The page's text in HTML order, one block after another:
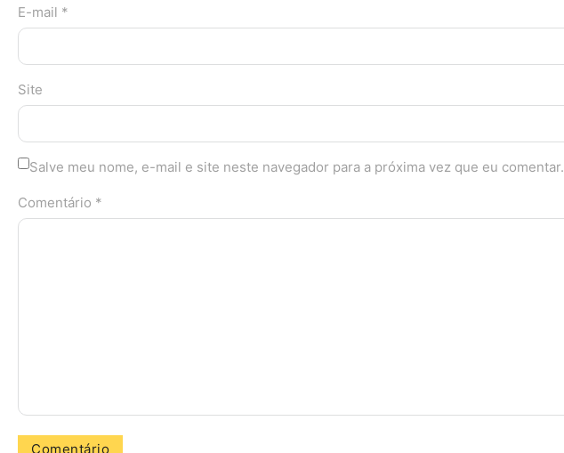
E-mail *
Site
Salve meu nome, e-mail e site neste navegador para a próxima vez que eu comentar.
Comentário *